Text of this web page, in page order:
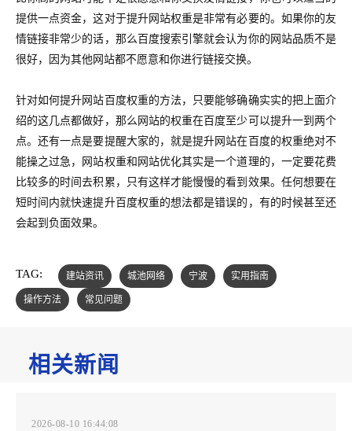
提供一点资金，这对于提升网站权重是非常有必要的。如果你的友
情链接非常少的话，那么百度搜索引擎就会认为你的网站品质不是
很好，因为其他网站都不愿意和你进行链接交换。
针对如何提升网站百度权重的方法，只要能够确确实实的把上面介
绍的这几点都做好，那么网站的权重在百度至少可以提升一到两个
点。还有一点是要提醒大家的，就是提升网站在百度的权重绝对不
能操之过急，网站权重和网站优化其实是一个道理的，一定要花费
比较多的时间去积累，只有这样才能慢慢的看到效果。任何想要在
短时间内就快速提升百度权重的想法都是错误的，有的时候甚至还
会起到负面效果。
TAG: 建站资讯 城池网络 宁波
实用指南
操作方法
常见问题
相关新闻
2026-08-10 16:44:08